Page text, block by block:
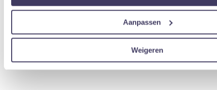
Aanpassen
Weigeren